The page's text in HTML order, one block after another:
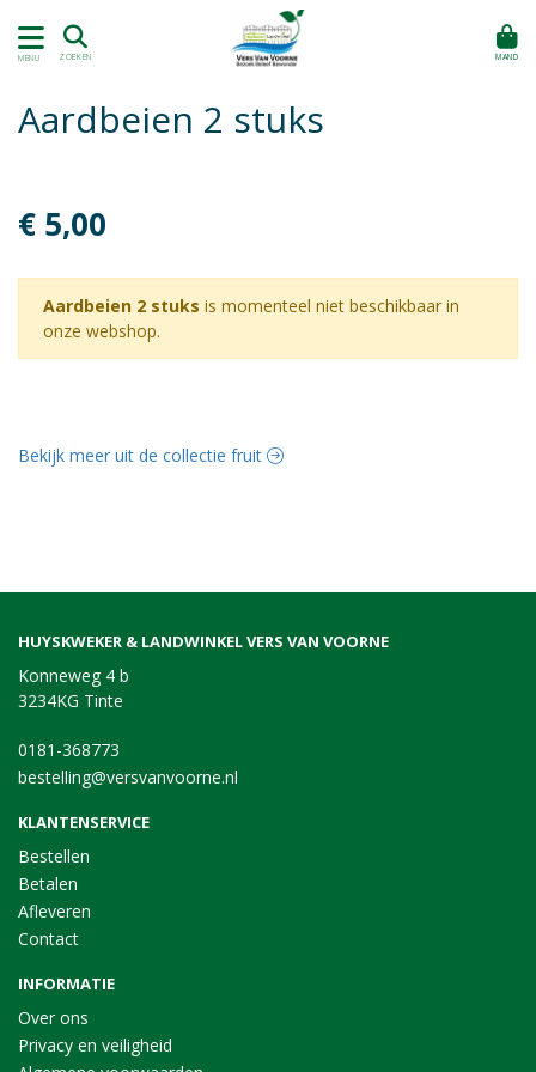
MENU ZOEKEN MAND
Aardbeien 2 stuks
€ 5,00
Aardbeien 2 stuks is momenteel niet beschikbaar in
onze webshop.
Bekijk meer uit de collectie fruit
HUYSKWEKER & LANDWINKEL VERS VAN VOORNE
Konneweg 4 b
3234KG Tinte
0181-368773
bestelling@versvanvoorne.nl
KLANTENSERVICE
Bestellen
Betalen
Afleveren
Contact
INFORMATIE
Over ons
Privacy en veiligheid